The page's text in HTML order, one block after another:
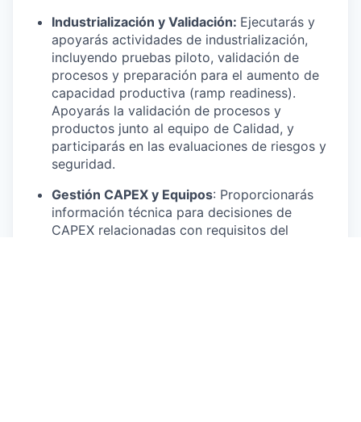
Industrialización y Validación: Ejecutarás y
apoyarás actividades de industrialización,
incluyendo pruebas piloto, validación de
procesos y preparación para el aumento de
capacidad productiva (ramp readiness).
Apoyarás la validación de procesos y
productos junto al equipo de Calidad, y
participarás en las evaluaciones de riesgos y
seguridad.
Gestión CAPEX y Equipos: Proporcionarás
información técnica para decisiones de
CAPEX relacionadas con requisitos del